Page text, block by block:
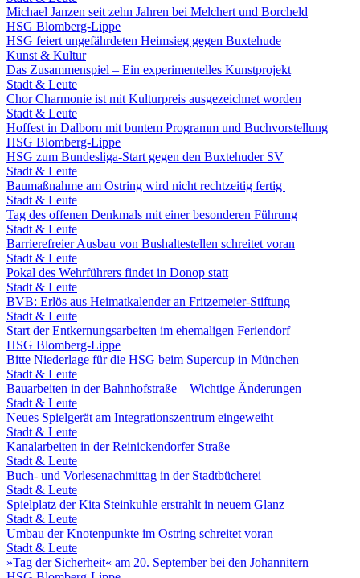
Michael Janzen seit zehn Jahren bei Melchert und Borcheld
HSG Blomberg-Lippe
HSG feiert ungefährdeten Heimsieg gegen Buxtehude
Kunst & Kultur
Das Zusammenspiel – Ein experimentelles Kunstprojekt
Stadt & Leute
Chor Charmonie ist mit Kulturpreis ausgezeichnet worden
Stadt & Leute
Hoffest in Dalborn mit buntem Programm und Buchvorstellung
HSG Blomberg-Lippe
HSG zum Bundesliga-Start gegen den Buxtehuder SV
Stadt & Leute
Baumaßnahme am Ostring wird nicht rechtzeitig fertig
Stadt & Leute
Tag des offenen Denkmals mit einer besonderen Führung
Stadt & Leute
Barrierefreier Ausbau von Bushaltestellen schreitet voran
Stadt & Leute
Pokal des Wehrführers findet in Donop statt
Stadt & Leute
BVB: Erlös aus Heimatkalender an Fritzemeier-Stiftung
Stadt & Leute
Start der Entkernungsarbeiten im ehemaligen Feriendorf
HSG Blomberg-Lippe
Bitte Niederlage für die HSG beim Supercup in München
Stadt & Leute
Bauarbeiten in der Bahnhofstraße – Wichtige Änderungen
Stadt & Leute
Neues Spielgerät am Integrationszentrum eingeweiht
Stadt & Leute
Kanalarbeiten in der Reinickendorfer Straße
Stadt & Leute
Buch- und Vorlesenachmittag in der Stadtbücherei
Stadt & Leute
Spielplatz der Kita Steinkuhle erstrahlt in neuem Glanz
Stadt & Leute
Umbau der Knotenpunkte im Ostring schreitet voran
Stadt & Leute
»Tag der Sicherheit« am 20. September bei den Johannitern